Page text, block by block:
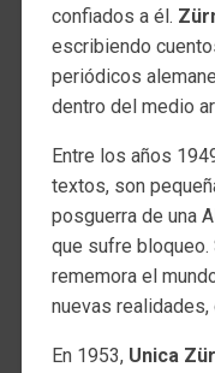
confiados a él.
escribiendo
periódicos
dentro del medio
Entre los años
textos, son
posguerra de una
que sufre bloqueo.
rememora el
nuevas
En 1953, Unica